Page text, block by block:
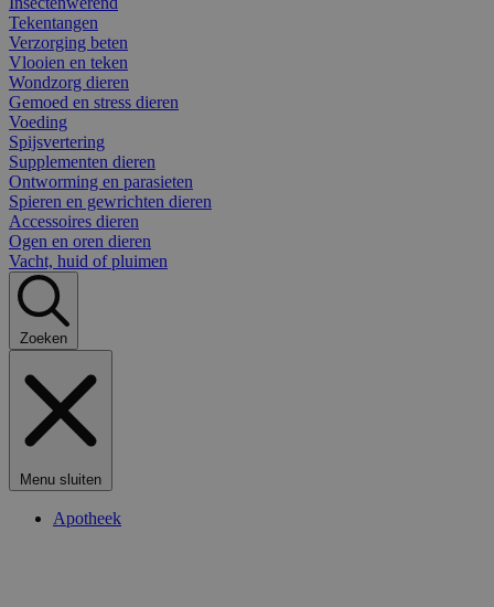
Tekentangen
Verzorging beten
Vlooien en teken
Wondzorg dieren
Gemoed en stress dieren
Voeding
Spijsvertering
Supplementen dieren
Ontworming en parasieten
Spieren en gewrichten dieren
Accessoires dieren
Ogen en oren dieren
Vacht, huid of pluimen
Zoeken
Menu sluiten
Apotheek